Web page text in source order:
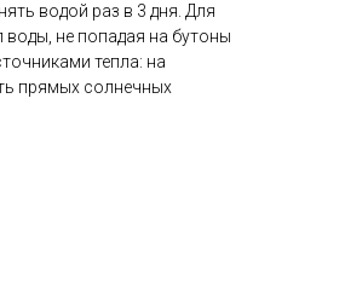
водой раз в 3 дня. Для
воды, не попадая на бутоны
тепла: на
прямых солнечных